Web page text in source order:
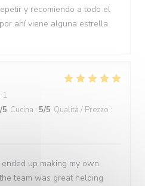
y recomiendo a todo el
ahí viene alguna estrella
1
/5 Cucina : 5/5 Qualità / Prezzo :
up making my own
team was great helping